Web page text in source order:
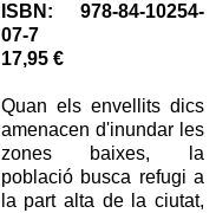
ISBN: 978-84-10254-
07-7
17,95 €
Quan els envellits dics
amenacen d'inundar les
zones baixes, la
població busca refugi a
la part alta de la ciutat,